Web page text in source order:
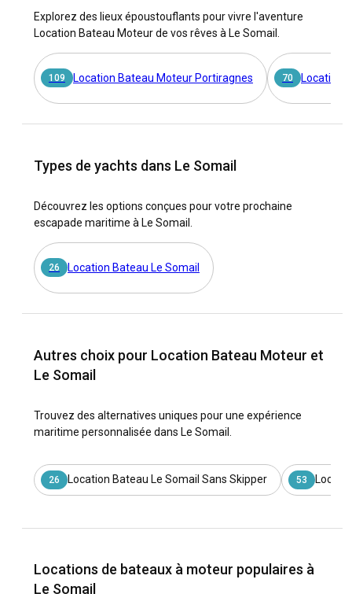
Explorez des lieux époustouflants pour vivre l'aventure
Location Bateau Moteur de vos rêves à Le Somail.
109 Location Bateau Moteur Portiragnes 70 Location
Types de yachts dans Le Somail
Découvrez les options conçues pour votre prochaine
escapade maritime à Le Somail.
26 Location Bateau Le Somail
Autres choix pour Location Bateau Moteur et
Le Somail
Trouvez des alternatives uniques pour une expérience
maritime personnalisée dans Le Somail.
26 Location Bateau Le Somail Sans Skipper 53
Locations de bateaux à moteur populaires à
Le Somail